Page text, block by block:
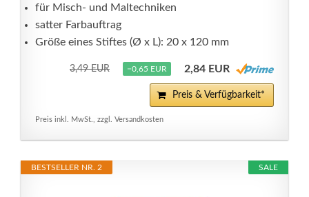
für Misch- und Maltechniken
satter Farbauftrag
Größe eines Stiftes (Ø x L): 20 x 120 mm
3,49 EUR −0,65 EUR 2,84 EUR
Preis & Verfügbarkeit*
Preis inkl. MwSt., zzgl. Versandkosten
SALE
BESTSELLER NR. 2